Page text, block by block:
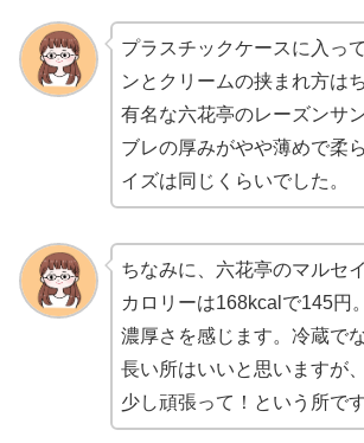
プラスチックケースに入っ
ンとクリームの挟まれ方は
有名な六花亭のレーズンサ
ブレの厚みがやや薄めで柔
イズは同じくらいでした。
ちなみに、六花亭のマルセ
カロリーは168kcalで145円
濃厚さを感じます。冷蔵で
長い所はいいと思いますが
少し頑張って！という所です